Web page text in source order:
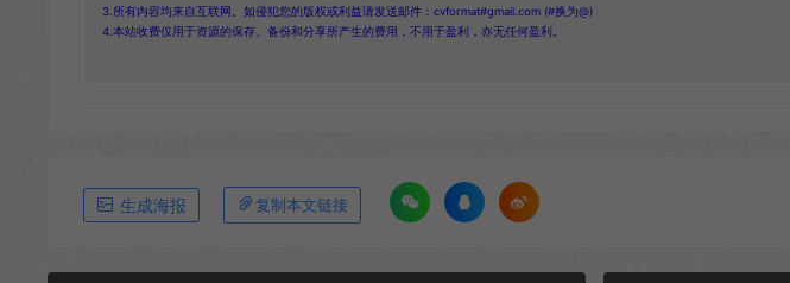
3.所有内容均来自互联网。如侵犯您的版权或利益请发送邮件：cvformat#gmail.com (#换为@)
4.本站收费仅用于资源的保存、备份和分享所产生的费用，不用于盈利，亦无任何盈利。
生成海报 复制本文链接